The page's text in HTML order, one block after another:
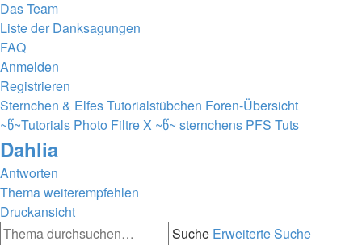
Das Team
Liste der Danksagungen
FAQ
Anmelden
Registrieren
Sternchen & Elfes Tutorialstübchen Foren-Übersicht
~წ~Tutorials Photo Filtre X ~წ~ sternchens PFS Tuts
Dahlia
Antworten
Thema weiterempfehlen
Druckansicht
Suche Erweiterte Suche